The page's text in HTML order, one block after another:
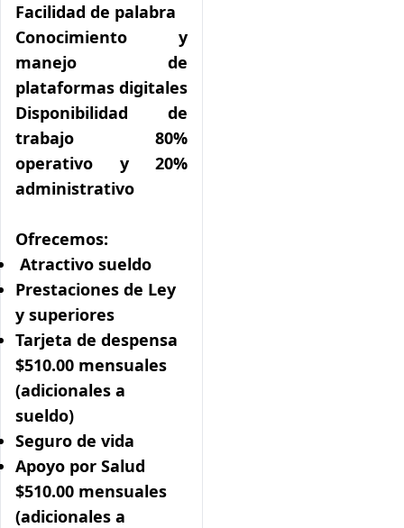
Facilidad de palabra
Conocimiento y
manejo de
plataformas digitales
Disponibilidad de
trabajo 80%
operativo y 20%
administrativo
Ofrecemos:
Atractivo sueldo
Prestaciones de Ley
y superiores
Tarjeta de despensa
$510.00 mensuales
(adicionales a
sueldo)
Seguro de vida
Apoyo por Salud
$510.00 mensuales
(adicionales a